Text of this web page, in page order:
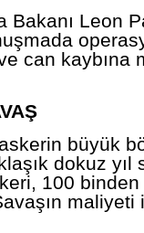
Bakanı Leon
can kaybına
büyük
dokuz
100 binden